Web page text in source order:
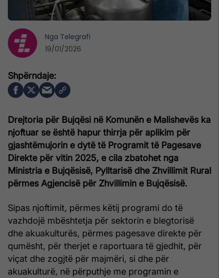
Drejtoria për Bujqësi në Komunën e Malishevës ka
njoftuar se është hapur thirrja për aplikim për
gjashtëmujorin e dytë të Programit të Pagesave
Direkte për vitin 2025, e cila zbatohet nga
Ministria e Bujqësisë, Pylltarisë dhe Zhvillimit Rural
përmes Agjencisë për Zhvillimin e Bujqësisë.
Sipas njoftimit, përmes këtij programi do të
vazhdojë mbështetja për sektorin e blegtorisë
dhe akuakulturës, përmes pagesave direkte për
qumësht, për therjet e raportuara të gjedhit, për
viçat dhe zogjtë për majmëri, si dhe për
akuakulturë, në përputhje me programin e
Nga Telegrafi
19/01/2026